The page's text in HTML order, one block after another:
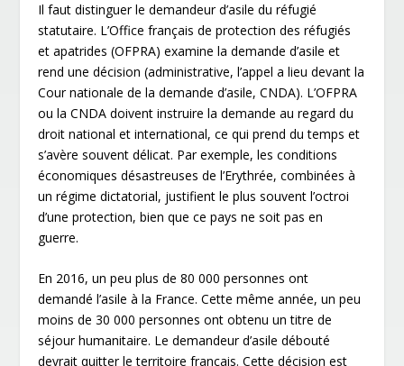
Il faut distinguer le demandeur d’asile du réfugié
statutaire. L’Office français de protection des réfugiés
et apatrides (OFPRA) examine la demande d’asile et
rend une décision (administrative, l’appel a lieu devant la
Cour nationale de la demande d’asile, CNDA). L’OFPRA
ou la CNDA doivent instruire la demande au regard du
droit national et international, ce qui prend du temps et
s’avère souvent délicat. Par exemple, les conditions
économiques désastreuses de l’Erythrée, combinées à
un régime dictatorial, justifient le plus souvent l’octroi
d’une protection, bien que ce pays ne soit pas en
guerre.
En 2016, un peu plus de 80 000 personnes ont
demandé l’asile à la France. Cette même année, un peu
moins de 30 000 personnes ont obtenu un titre de
séjour humanitaire. Le demandeur d’asile débouté
devrait quitter le territoire français. Cette décision est